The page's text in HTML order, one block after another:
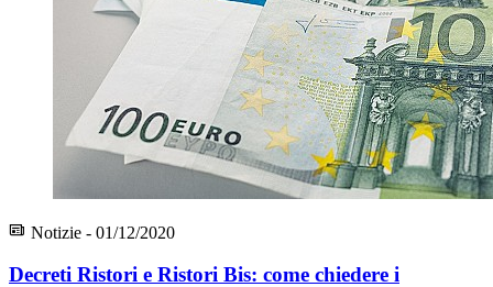
Notizie - 01/12/2020
Decreti Ristori e Ristori Bis: come chiedere i